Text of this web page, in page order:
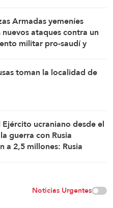
Armadas yemeníes
ataques contra un
militar pro-saudí y
por escalada
toman la localidad de
Ejército ucraniano desde el
guerra con Rusia
a 2,5 millones: Rusia
Noticias Urgentes